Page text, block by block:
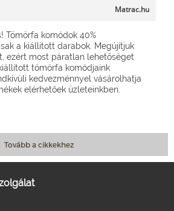
Matrac.hu
Tömörfa komódok 40%
a kiállított darabok. Megújítjuk
ezért most páratlan lehetőséget
tömörfa komódjaink
kedvezménnyel vásárolhatja
elérhetőek üzleteinkben.
Tovább a cikkekhez